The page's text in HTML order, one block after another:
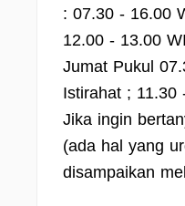
: 07.30 - 16.00
12.00 - 13.00
Jumat Pukul
Istirahat ; 11.30
Jika ingin
(ada hal yang
disampaikan